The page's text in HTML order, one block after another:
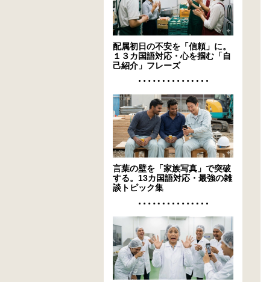
配属初日の不安を「信頼」に。
１３カ国語対応・心を掴む「自
己紹介」フレーズ
言葉の壁を「家族写真」で突破
する。13カ国語対応・最強の雑
談トピック集